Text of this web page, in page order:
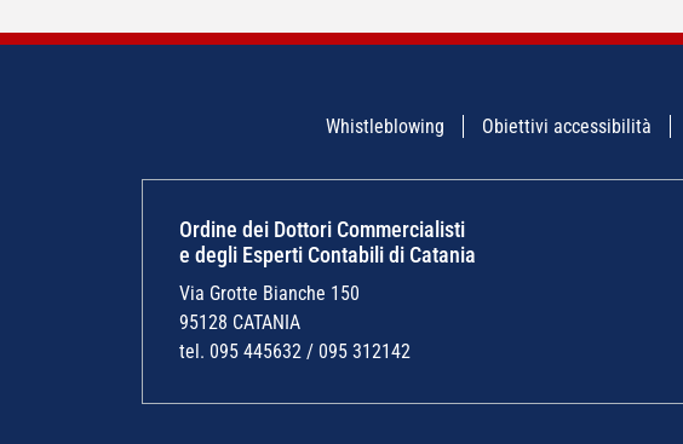
Whistleblowing Obiettivi accessibilità
Ordine dei Dottori Commercialisti
e degli Esperti Contabili di Catania
Via Grotte Bianche 150
95128 CATANIA
tel. 095 445632 / 095 312142